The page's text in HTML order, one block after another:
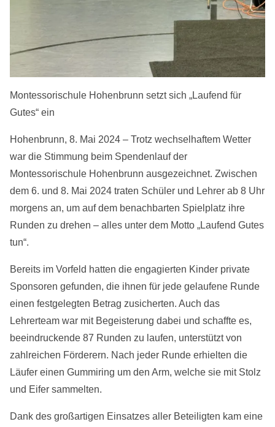
Montessorischule Hohenbrunn setzt sich „Laufend für
Gutes“ ein
Hohenbrunn, 8. Mai 2024 – Trotz wechselhaftem Wetter
war die Stimmung beim Spendenlauf der
Montessorischule Hohenbrunn ausgezeichnet. Zwischen
dem 6. und 8. Mai 2024 traten Schüler und Lehrer ab 8 Uhr
morgens an, um auf dem benachbarten Spielplatz ihre
Runden zu drehen – alles unter dem Motto „Laufend Gutes
tun“.
Bereits im Vorfeld hatten die engagierten Kinder private
Sponsoren gefunden, die ihnen für jede gelaufene Runde
einen festgelegten Betrag zusicherten. Auch das
Lehrerteam war mit Begeisterung dabei und schaffte es,
beeindruckende 87 Runden zu laufen, unterstützt von
zahlreichen Förderern. Nach jeder Runde erhielten die
Läufer einen Gummiring um den Arm, welche sie mit Stolz
und Eifer sammelten.
Dank des großartigen Einsatzes aller Beteiligten kam eine